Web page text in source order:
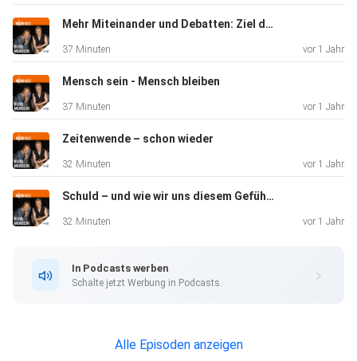
Vertrauensverlust in die Demokratie geforscht hat. Haben
Sie
bleibmensch@ndr.de Voigts
und Bahr wollen in "Bleib Mensch!" in polarisierenden Zeiten
Überblick behalten, statt den Kopf in den Sand zu stecken
und
aufgeheizten
Debatten unserer Zeit. Sie wollen "Mensch bleiben"!
verunsichern. Der Ton in Debatten wird schärfer,
Mehr Miteinander und Debatten: Ziel des Kirchentags (Folge 45)
37 Minuten vor 1 Jahr
Mensch sein - Mensch bleiben
37 Minuten vor 1 Jahr
Zeitenwende – schon wieder
32 Minuten vor 1 Jahr
Schuld – und wie wir uns diesem Gefühl stellen können
32 Minuten vor 1 Jahr
In Podcasts werben
Schalte jetzt Werbung in Podcasts.
Alle Episoden anzeigen